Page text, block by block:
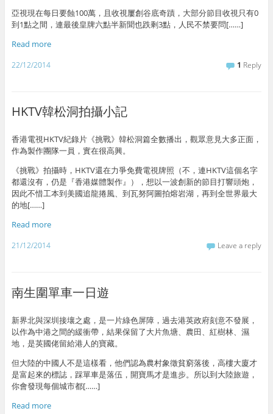
亞視現在每日要蝕100萬，且收視屢創谷底奇蹟，大部分節目收視只有0
到1點之間，連最後皇牌六點半新聞也跌剩3點，人民不禁要問[……]
Read more
22/12/2014 1 Reply
HKTV韓松洞拍攝小記
香港電視HKTV紀錄片《挑戰》韓松洞篇全數播出，觀眾意見大多正面，
作為製作團隊一員，實在很高興。
《挑戰》拍攝時，HKTV還在力爭免費電視牌照（不，連HKTV這個名字
都還沒有，仍是『香港媒體製作』），想以一波創新的節目打響頭炮，
因此不惜工本到美國追龍捲風、到瓦努阿圖拍熔岩湖，再到全世界最大
的地[……]
Read more
21/12/2014 Leave a reply
南生圍單車一日遊
新界北與深圳接壤之處，是一片綠色屏障，過去港英政府刻意不發展，
以作為中港之間的緩衝帶，結果保留了大片魚塘、農田、紅樹林、濕
地，是英國佬留給港人的寶藏。
但大陸的中國人不是這樣看，他們認為農村象徵貧窮落後，高樓大廈才
是富起來的標誌，踩單車是落伍，開寶馬才是進步。所以到大陸旅遊，
你會發現每個城市都[……]
Read more